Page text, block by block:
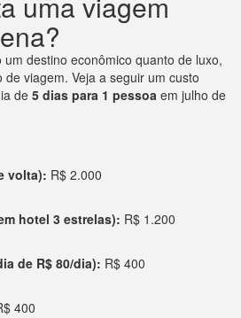
destino econômico quanto de luxo,
viagem. Veja a seguir um custo
de 5 dias para 1 pessoa em julho de
volta): R$ 2.000
hotel 3 estrelas): R$ 1.200
de R$ 80/dia): R$ 400
400